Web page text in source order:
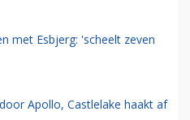
met Esbjerg: 'scheelt zeven
Apollo, Castlelake haakt af